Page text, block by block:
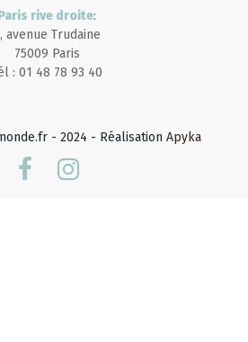
rive droite:
avenue Trudaine
75009 Paris
: 01 48 78 93 40
- 2024 - Réalisation Apyka